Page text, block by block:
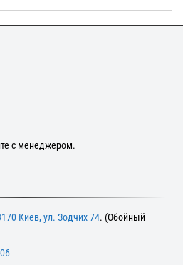
с менеджером.
Киев, ул. Зодчих 74. (Обойный